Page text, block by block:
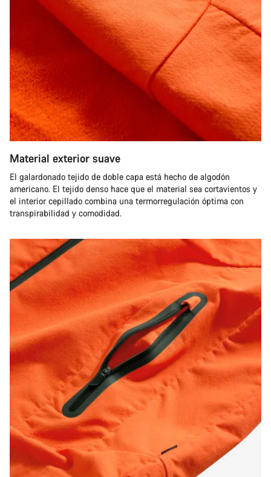
Material exterior suave
El galardonado tejido de doble capa está hecho de algodón
americano. El tejido denso hace que el material sea cortavientos y
el interior cepillado combina una termorregulación óptima con
transpirabilidad y comodidad.